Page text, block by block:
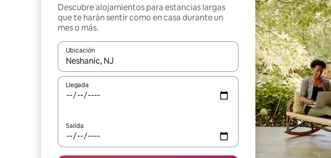
Descubre alojamientos para estancias largas
que te harán sentir como en casa durante un
mes o más.
Ubicación
Cuando los resultados estén disponibles, podrás navegar usando las teclas de
Llegada
Salida